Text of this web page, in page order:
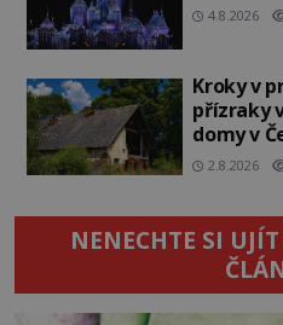
4.8.2026
Kroky v
přízraky
domy v
2.8.2026
NENECHTE SI